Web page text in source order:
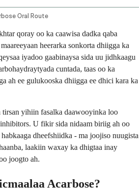
Oral Route
qoray oo ka caawisa dadka qaba
heerarka sonkorta dhiigga ka
iyadoo gaabinaysa sida uu jidhkaagu
cuntada, taas oo ka
ah ee gulukooska dhiigga ee dhici kara ka
yihiin fasalka daawooyinka loo
U fikir sida nidaam biriig ah oo
dheefshiidka - ma joojiso nuugista
laakiin waxay ka dhigtaa inay
joogto ah.
Acarbose?